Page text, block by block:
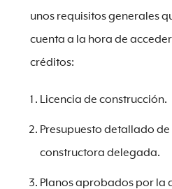
unos requisitos generales
cuenta a la hora de
créditos:
Licencia de construcción.
Presupuesto detallado
constructora delegada.
Planos aprobados por la